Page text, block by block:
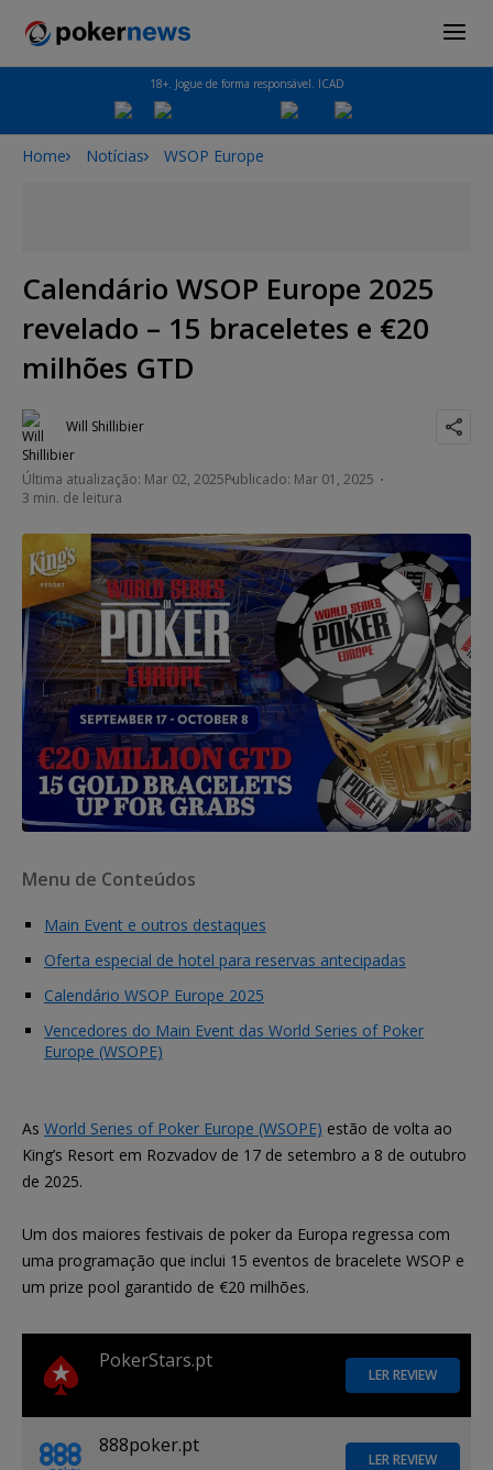
18+. Jogue de forma responsável. ICAD
Home Notícias WSOP Europe
Calendário WSOP Europe 2025
revelado – 15 braceletes e €20
milhões GTD
Will Shillibier
Última atualização: Mar 02, 2025Publicado: Mar 01, 2025
3 min. de leitura
Menu de Conteúdos
Main Event e outros destaques
Oferta especial de hotel para reservas antecipadas
Calendário WSOP Europe 2025
Vencedores do Main Event das World Series of Poker
Europe (WSOPE)
As World Series of Poker Europe (WSOPE) estão de volta ao
King’s Resort em Rozvadov de 17 de setembro a 8 de outubro
de 2025.
Um dos maiores festivais de poker da Europa regressa com
uma programação que inclui 15 eventos de bracelete WSOP e
um prize pool garantido de €20 milhões.
PokerStars.pt
LER REVIEW
888poker.pt
LER REVIEW